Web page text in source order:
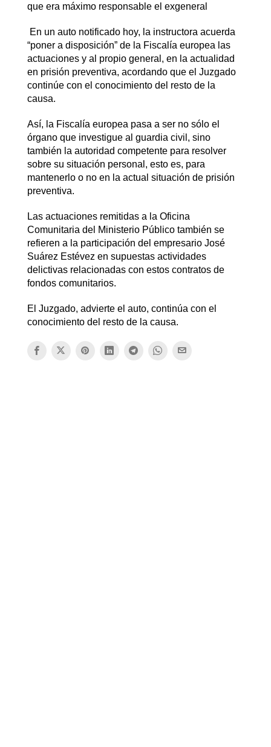
que era máximo responsable el exgeneral
En un auto notificado hoy, la instructora acuerda
“poner a disposición” de la Fiscalía europea las
actuaciones y al propio general, en la actualidad
en prisión preventiva, acordando que el Juzgado
continúe con el conocimiento del resto de la
causa.
Así, la Fiscalía europea pasa a ser no sólo el
órgano que investigue al guardia civil, sino
también la autoridad competente para resolver
sobre su situación personal, esto es, para
mantenerlo o no en la actual situación de prisión
preventiva.
Las actuaciones remitidas a la Oficina
Comunitaria del Ministerio Público también se
refieren a la participación del empresario José
Suárez Estévez en supuestas actividades
delictivas relacionadas con estos contratos de
fondos comunitarios.
El Juzgado, advierte el auto, continúa con el
conocimiento del resto de la causa.